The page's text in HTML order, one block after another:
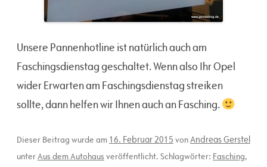
Unsere Pannenhotline ist natürlich auch am
Faschingsdienstag geschaltet. Wenn also Ihr Opel
wider Erwarten am Faschingsdienstag streiken
sollte, dann helfen wir Ihnen auch an Fasching.
Dieser Beitrag wurde am 16. Februar 2015 vonAndreas Gerstel
unterAus dem Autohaus veröffentlicht. Schlagwörter: Fasching,